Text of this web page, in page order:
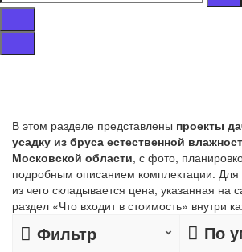
Дачные дома
под усадку
В этом разделе представлены проекты
усадку из бруса естественной
Московской области, с фото,
подробным описанием комплектации. Для
из чего складывается цена, указанная на
раздел «Что входит в стоимость» внутри
Фильтр По